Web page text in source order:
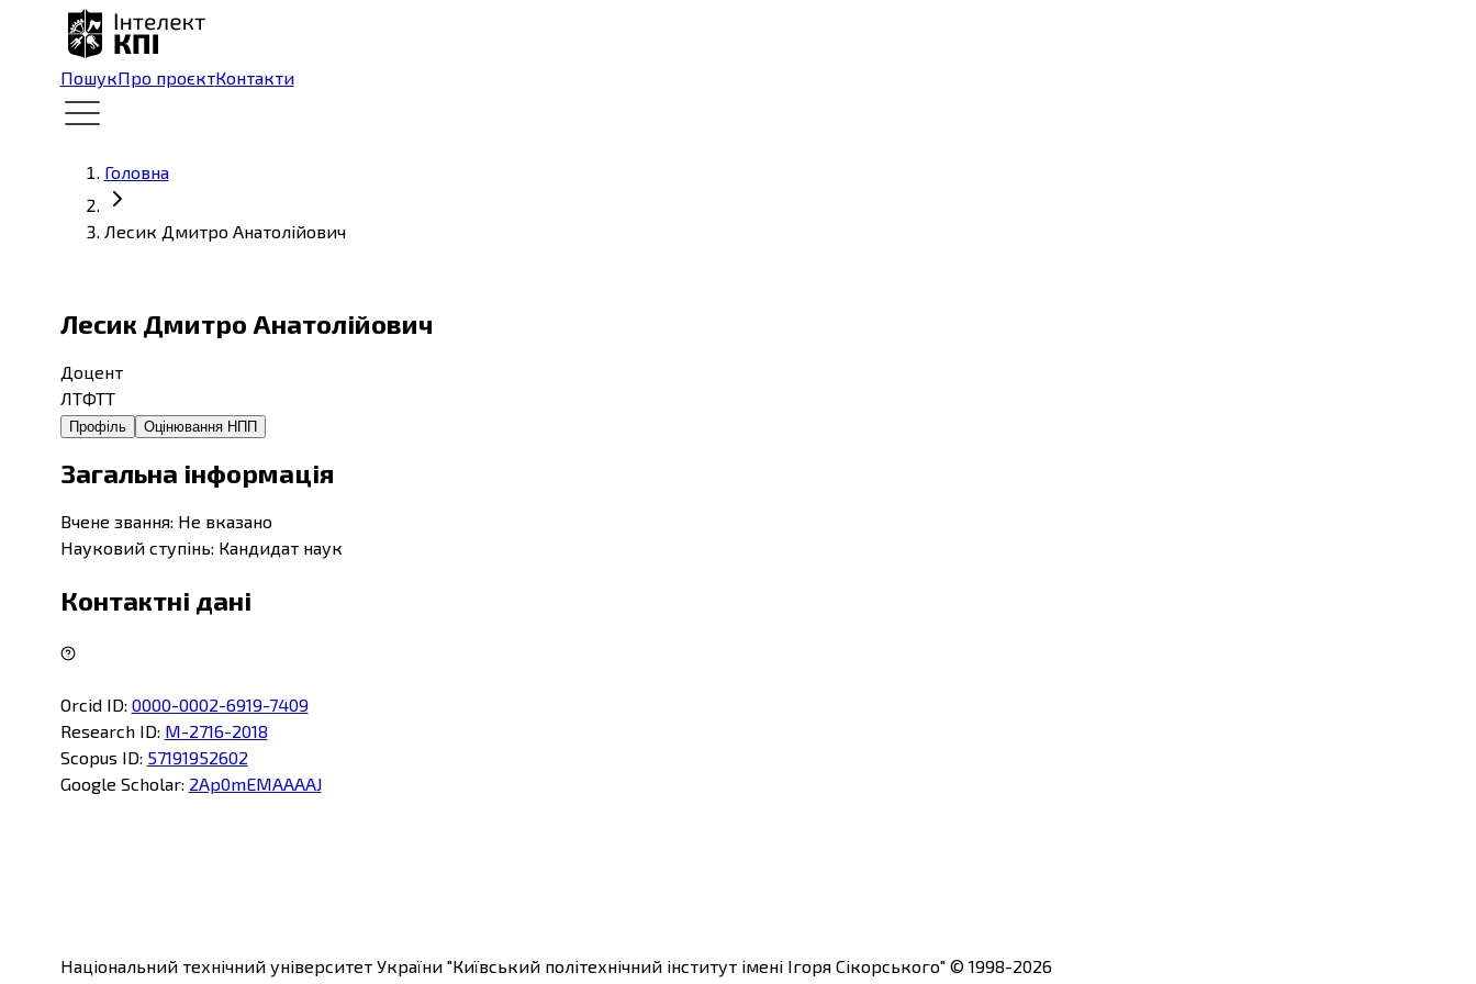
ПошукПро проєктКонтакти
Головна
Лесик Дмитро Анатолійович
Лесик Дмитро Анатолійович
Доцент
ЛТФТТ
Профіль Оцінювання НПП
Загальна інформація
Вчене звання: Не вказано
Науковий ступінь: Кандидат наук
Контактні дані
Orcid ID: 0000-0002-6919-7409
Research ID: M-2716-2018
Scopus ID: 57191952602
Google Scholar: 2Ap0mEMAAAAJ
Національний технічний університет України "Київський політехнічний інститут імені Ігоря Сікорського"© 1998-2026